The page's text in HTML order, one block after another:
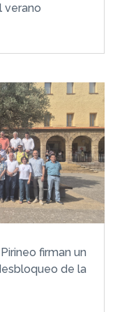
verano
firman un
de la